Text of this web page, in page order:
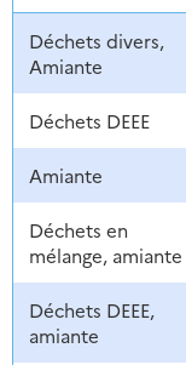
Déchets divers,
Amiante
Déchets DEEE
Amiante
Déchets en
mélange, amiante
Déchets DEEE,
amiante